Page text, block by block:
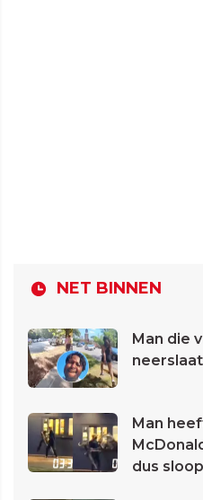
NET BINNEN
Man die
Man
dus